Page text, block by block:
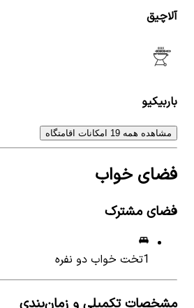
آلاچیق
باربیکیو
مشاهده همه 19 امکانات اقامتگاه
فضای خواب
فضای مشترک
1تخت خواب دو نفره
مشخصات تکمیلی و زمان‌بندی